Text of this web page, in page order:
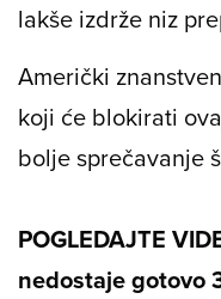
lakše izdrže niz
Američki
koji će blokirati
bolje sprečavanje
POGLEDAJTE
nedostaje gotovo